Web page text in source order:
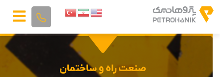
صنعت راه و ساختمان